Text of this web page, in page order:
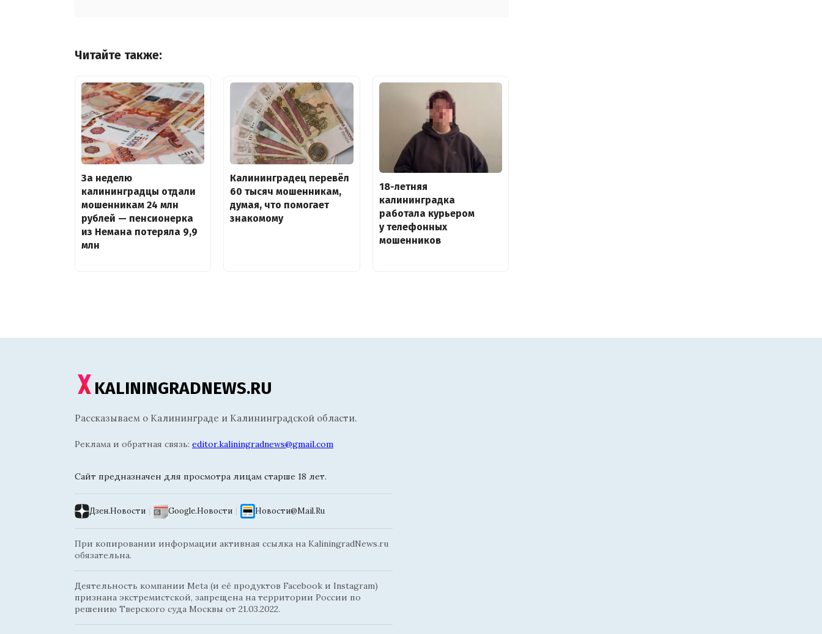
Читайте также:
За неделю
калининградцы отдали
мошенникам 24 млн
рублей — пенсионерка
из Немана потеряла 9,9
млн
Калининградец перевёл
60 тысяч мошенникам,
думая, что помогает
знакомому
18-летняя
калининградка
работала курьером
у телефонных
мошенников
KALININGRADNEWS.RU
Рассказываем о Калининграде и Калининградской области.
Реклама и обратная связь: editor.kaliningradnews@gmail.com
Сайт предназначен для просмотра лицам старше 18 лет.
Дзен.Новости | Google.Новости | Новости@Mail.Ru
При копировании информации активная ссылка на KaliningradNews.ru
обязательна.
Деятельность компании Meta (и её продуктов Facebook и Instagram)
признана экстремистской, запрещена на территории России по
решению Тверского суда Москвы от 21.03.2022.